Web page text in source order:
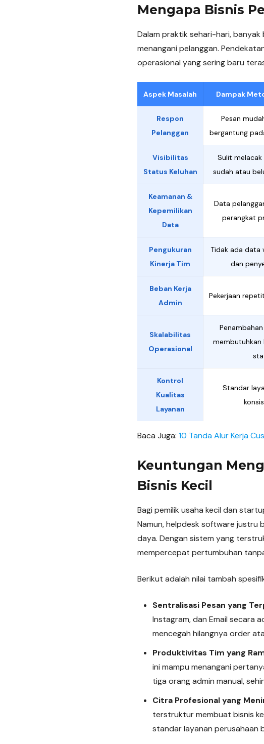
Mengapa Bisnis
Dalam praktik sehari-hari,
menangani pelanggan.
operasional yang sering baru
Aspek Masalah Dampak
Respon
Pelanggan
Pesan
bergantung
Visibilitas
Status Keluhan
Sulit
sudah atau
Keamanan &
Kepemilikan
Data
Data
perangkat
Pengukuran
Kinerja Tim
Tidak ada data
dan
Beban Kerja
Admin
Pekerjaan
Skalabilitas
Operasional
membutuhkan
Kontrol
Kualitas
Layanan
Standar
Baca Juga: 10 Tanda Alur Kerja
Keuntungan
Bisnis Kecil
Bagi pemilik usaha kecil dan
Namun, helpdesk software justru
daya. Dengan sistem yang
mempercepat pertumbuhan
Berikut adalah nilai tambah
Sentralisasi Pesan yang
Instagram, dan Email secara
mencegah hilangnya order
Produktivitas Tim yang
ini mampu menangani
tiga orang admin manual,
Citra Profesional yang
terstruktur membuat bisnis
standar layanan perusahaan